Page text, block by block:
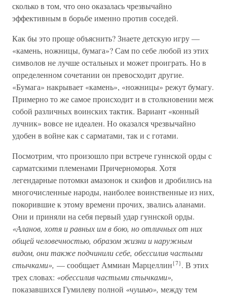
сколько в том, что оно оказалась чрезвычайно
эффективным в борьбе именно против соседей.
Как бы это проще объяснить? Знаете детскую игру —
«камень, ножницы, бумага»? Сам по себе любой из этих
символов не лучше остальных и может проиграть. Но в
определенном сочетании он превосходит другие.
«Бумага» накрывает «камень», «ножницы» режут бумагу.
Примерно то же самое происходит и в столкновении меж
собой различных воинских тактик. Вариант «конный
лучник» вовсе не идеален. Но оказался чрезвычайно
удобен в войне как с сарматами, так и с готами.
Посмотрим, что произошло при встрече гуннской орды с
сарматскими племенами Причерноморья. Хотя
легендарные потомки амазонок и скифов и дробились на
многочисленные народы, наиболее воинственные из них,
покорившие к этому времени прочих, звались аланами.
Они и приняли на себя первый удар гуннской орды.
«Аланов, хотя и равных им в бою, но отличных от них
общей человечностью, образом жизни и наружным
видом, они также подчинили себе, обессилив частыми
стычками», — сообщает Аммиан Марцеллин{7}. В этих
трех словах: «обессилив частыми стычками»,
показавшихся Гумилеву полной «чушью», между тем